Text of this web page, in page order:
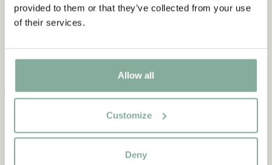
provided to them or that they’ve collected from your use
of their services.
Allow all
Customize
Deny
Klänning Ida i Lönneberga
Trollslända - Rosa
Klänning Pippi Långstrump
Rolig - Rosa